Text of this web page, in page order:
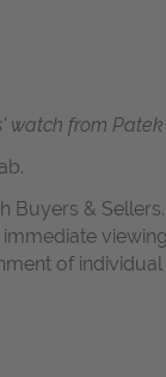
from
Buyers & Sellers.
of